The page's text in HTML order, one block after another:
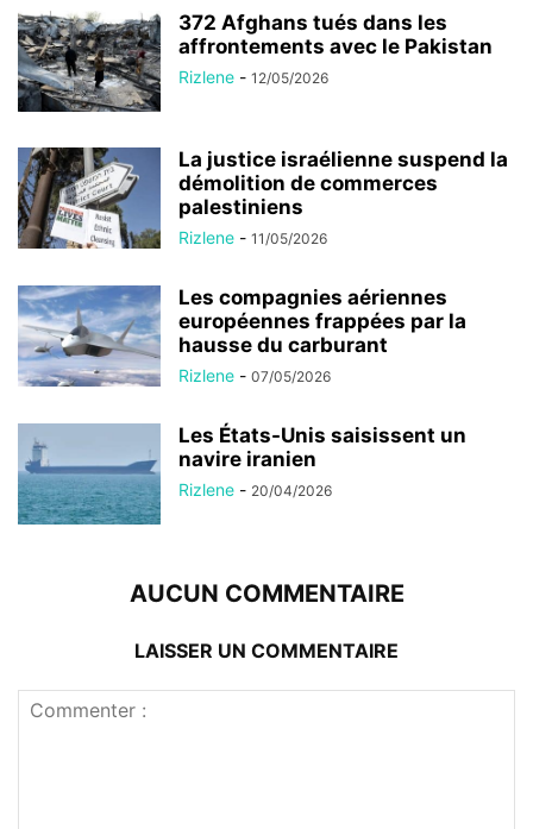
372 Afghans tués dans les
affrontements avec le Pakistan
Rizlene - 12/05/2026
La justice israélienne suspend la
démolition de commerces
palestiniens
Rizlene - 11/05/2026
Les compagnies aériennes
européennes frappées par la
hausse du carburant
Rizlene - 07/05/2026
Les États-Unis saisissent un
navire iranien
Rizlene - 20/04/2026
AUCUN COMMENTAIRE
LAISSER UN COMMENTAIRE